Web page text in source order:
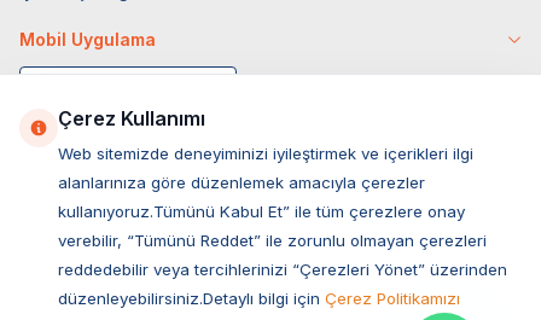
Mobil Uygulama
Müşteri Hizmetleri
Çerez Kullanımı
Web sitemizde deneyiminizi iyileştirmek ve içerikleri ilgi
alanlarınıza göre düzenlemek amacıyla çerezler
kullanıyoruz.Tümünü Kabul Et” ile tüm çerezlere onay
verebilir, “Tümünü Reddet” ile zorunlu olmayan çerezleri
reddedebilir veya tercihlerinizi “Çerezleri Yönet” üzerinden
düzenleyebilirsiniz.Detaylı bilgi için Çerez Politikamızı